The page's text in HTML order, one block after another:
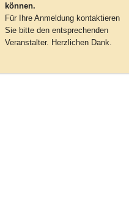
können.
Für Ihre Anmeldung kontaktieren
Sie bitte den entsprechenden
Veranstalter. Herzlichen Dank.